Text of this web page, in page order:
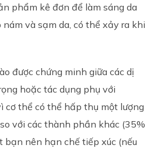
phẩm kê đơn để làm sáng da
và sạm da, có thể xảy ra khi
được chứng minh giữa các dị
hoặc tác dụng phụ với
cơ thể có thể hấp thụ một lượng
với các thành phần khác (35%
nên hạn chế tiếp xúc (nếu